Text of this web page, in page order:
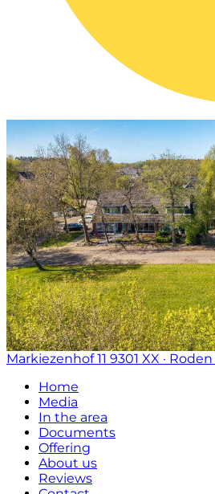
Markiezenhof 11 9301 XX · Roden
Home
Media
In the area
Documents
Offering
About us
Reviews